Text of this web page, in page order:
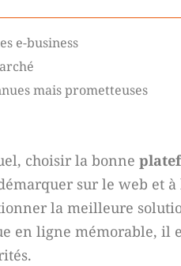
e-business
mais prometteuses
choisir la bonne
sur le web et
la meilleure
en ligne mémorable,